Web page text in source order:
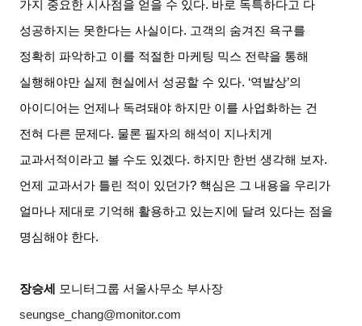
가지 중요한 시사점을 얻을 수 있다. 바로 독특하다고 다
성공하지는 못한다는 사실이다. 고객의 숨겨진 욕구를
정확히 파악하고 이를 적절한 마케팅 믹스 전략을 통해
실행해야만 실제 현실에서 성공할 수 있다. ‘역발상’의
아이디어는 언제나 독려돼야 하지만 이를 사업화하는 건
전혀 다른 문제다. 물론 필자의 해석이 지나치게
교과서적이라고 볼 수도 있겠다.하지만 한번 생각해 보자.
언제 교과서가 틀린 적이 있던가? 핵심은 그 내용을 우리가
얼마나 제대로 기억해 활용하고 있는지에 달려 있다는 점을
명심해야 한다.
장승세
모니터그룹 서울사무소 부사장
seungse_chang@monitor.com